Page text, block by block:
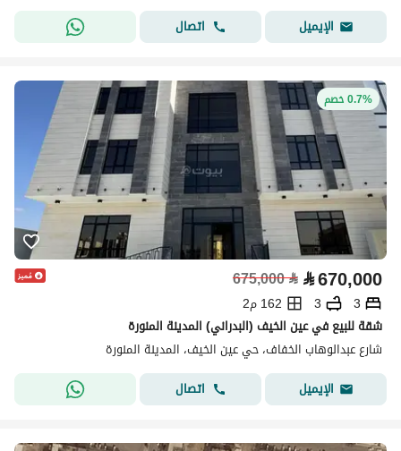
الإيميل
اتصال
0.7% خصم
⃁670,000
⃁
675,000
3
3
162 م2
شقة للبيع في عين الخيف (البدراني) المدينة المنورة
شارع عبدالوهاب الخفاف، حي عين الخيف، المدينة المنورة
الإيميل
اتصال